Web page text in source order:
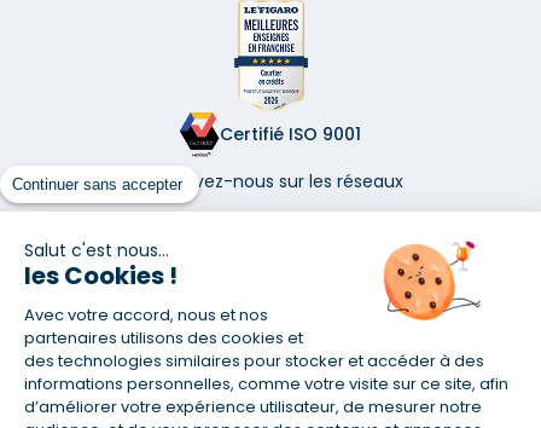
Continuer sans accepter
Salut c'est nous...
les Cookies !
Avec votre accord, nous et nos
partenaires utilisons des cookies et
des technologies similaires pour stocker et accéder à des
informations personnelles, comme votre visite sur ce site, afin
d’améliorer votre expérience utilisateur, de mesurer notre
Certifié ISO 9001
Retrouvez-nous sur les réseaux
(1) Taux fixe national hors assurance et selon votre profil
(2) Économie de 65 % pour l'assurance d'un prêt amortissable de 330
457,23 € à 0,90 % sur 19,5 ans, accordé à un salarié non cadre assuré à
100 % (décès, PTIA, IPP, ITT, IPP) âgé de 36 ans fumeur et une personne
salariée non cadre assurée à 100 % (décès, PTIA, IPP, ITT, IPP) âgée de 35